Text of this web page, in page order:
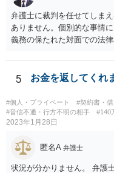
弁護士に裁判を任せてしま
ありません。個別的な事情
義務の保たれた対面での法
5 お金を返してくれ
#個人・プライベート #契約書・
#音信不通・行方不明の相手
#140
2023年1月28日
匿名A 弁護士
状況が分かりません。 弁護